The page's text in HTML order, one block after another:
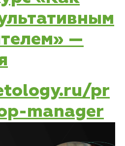
—
pr
manager